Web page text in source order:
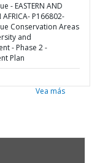
- EASTERN AND
AFRICA- P166802-
Conservation Areas
and
- Phase 2 -
Plan
Vea más